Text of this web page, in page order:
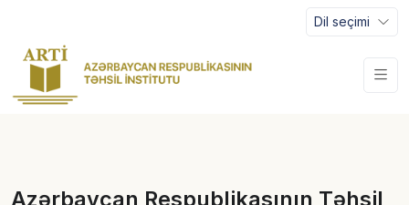
Dil seçimi
Azərbaycan Respublikasının Təhsil